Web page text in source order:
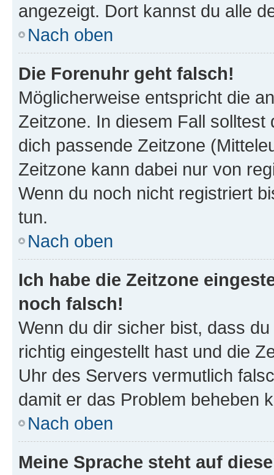
angezeigt. Dort kannst du alle
Nach oben
Die Forenuhr geht falsch!
Möglicherweise entspricht die
Zeitzone. In diesem Fall solltest
dich passende Zeitzone
Zeitzone kann dabei nur von
Wenn du noch nicht registriert
tun.
Nach oben
Ich habe die Zeitzone
noch falsch!
Wenn du dir sicher bist, dass
richtig eingestellt hast und die
Uhr des Servers vermutlich
damit er das Problem beheben
Nach oben
Meine Sprache steht auf